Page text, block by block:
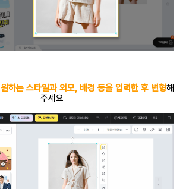
원하는 스타일과 외모, 배경 등을 입력한 후 변형해
주세요